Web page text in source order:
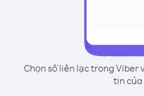
Chọn số liên lạc trong Viber
tin của